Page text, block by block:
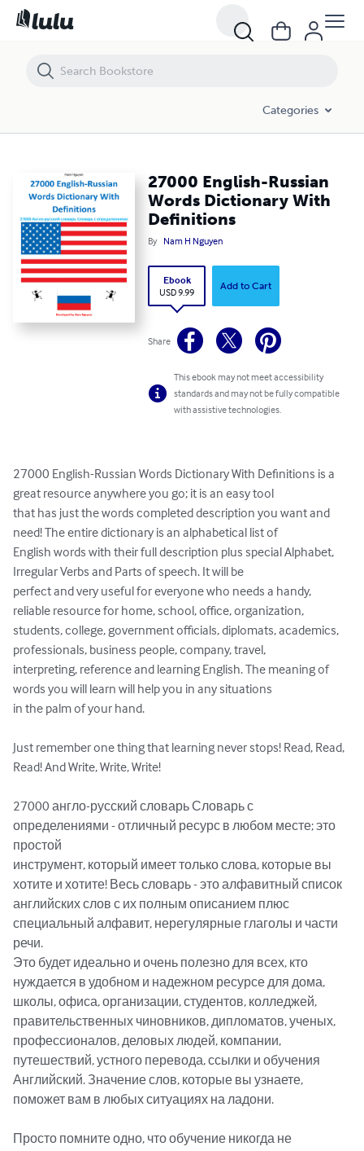
Categories
27000 English-Russian
Words Dictionary With
Definitions
By Nam H Nguyen
Ebook
USD 9.99
Add to Cart
Share
This ebook may not meet accessibility
standards and may not be fully compatible
with assistive technologies.
27000 English-Russian Words Dictionary With Definitions is a
great resource anywhere you go; it is an easy tool
that has just the words completed description you want and
need! The entire dictionary is an alphabetical list of
English words with their full description plus special Alphabet,
Irregular Verbs and Parts of speech. It will be
perfect and very useful for everyone who needs a handy,
reliable resource for home, school, office, organization,
students, college, government officials, diplomats, academics,
professionals, business people, company, travel,
interpreting, reference and learning English. The meaning of
words you will learn will help you in any situations
in the palm of your hand.
Just remember one thing that learning never stops! Read, Read,
Read! And Write, Write, Write!
27000 англо-русский словарь Словарь с
определениями - отличный ресурс в любом месте; это
простой
инструмент, который имеет только слова, которые вы
хотите и хотите! Весь словарь - это алфавитный список
английских слов с их полным описанием плюс
специальный алфавит, нерегулярные глаголы и части
речи.
Это будет идеально и очень полезно для всех, кто
нуждается в удобном и надежном ресурсе для дома,
школы, офиса, организации, студентов, колледжей,
правительственных чиновников, дипломатов, ученых,
профессионалов, деловых людей, компании,
путешествий, устного перевода, ссылки и обучения
Английский. Значение слов, которые вы узнаете,
поможет вам в любых ситуациях на ладони.
Просто помните одно, что обучение никогда не
27000 English-Russian Words Dictionary With Definitions